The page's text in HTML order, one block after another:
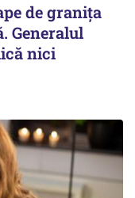
de granița
Generalul
nici